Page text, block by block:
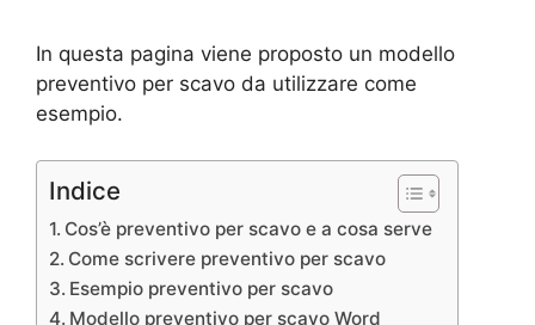
In questa pagina viene proposto un modello
preventivo per scavo da utilizzare come
esempio.
Indice
Cos’è preventivo per scavo e a cosa serve
Come scrivere preventivo per scavo
Esempio preventivo per scavo
Modello preventivo per scavo Word